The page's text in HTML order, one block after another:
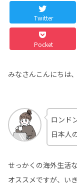
Twitter
Pocket
みなさんこんにちは
ロンド
日本人
せっかくの海外生活
オススメですが、い